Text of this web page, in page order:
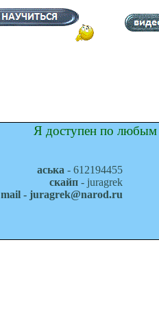
Я доступен по любым
аська - 612194455
скайп - juragrek
mail - juragrek@narod.ru